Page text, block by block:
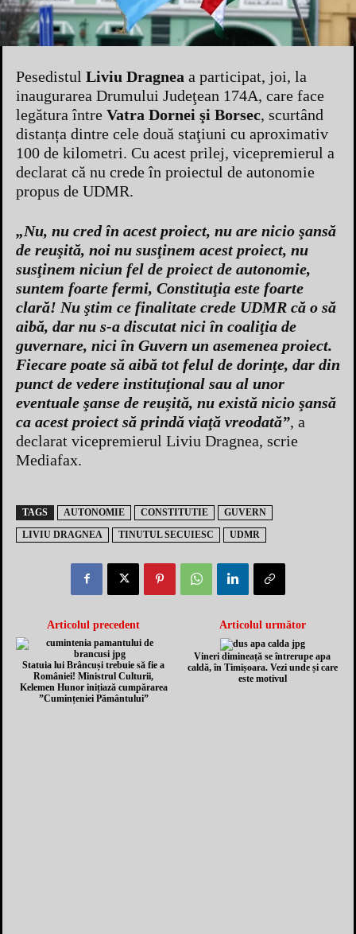
Pesedistul Liviu Dragnea a participat, joi, la
inaugurarea Drumului Judeţean 174A, care face
legătura între Vatra Dornei şi Borsec, scurtând
distanța dintre cele două staţiuni cu aproximativ
100 de kilometri. Cu acest prilej, vicepremierul a
declarat că nu crede în proiectul de autonomie
propus de UDMR.
„Nu, nu cred în acest proiect, nu are nicio şansă
de reuşită, noi nu susţinem acest proiect, nu
susţinem niciun fel de proiect de autonomie,
suntem foarte fermi, Constituţia este foarte
clară! Nu ştim ce finalitate crede UDMR că o să
aibă, dar nu s-a discutat nici în coaliţia de
guvernare, nici în Guvern un asemenea proiect.
Fiecare poate să aibă tot felul de dorinţe, dar din
punct de vedere instituţional sau al unor
eventuale şanse de reuşită, nu există nicio şansă
ca acest proiect să prindă viaţă vreodată”, a
declarat vicepremierul Liviu Dragnea, scrie
Mediafax.
TAGS AUTONOMIE CONSTITUTIE
GUVERN
LIVIU DRAGNEA
TINUTUL SECUIESC UDMR
Articolul precedent
Statuia lui Brâncuși trebuie să fie a
României! Ministrul Culturii,
Kelemen Hunor inițiază cumpărarea
”Cumințeniei Pământului”
Articolul următor
Vineri dimineață se întrerupe apa
caldă, în Timișoara. Vezi unde și care
este motivul